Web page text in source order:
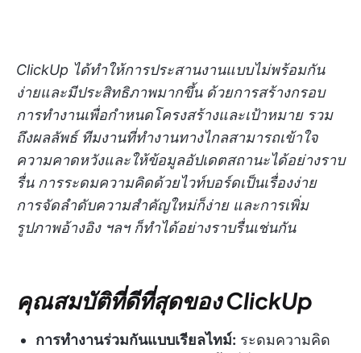
ClickUp ได้ทำให้การประสานงานแบบไม่พร้อมกัน
ง่ายและมีประสิทธิภาพมากขึ้น ด้วยการสร้างกรอบ
การทำงานเพื่อกำหนดโครงสร้างและเป้าหมาย รวม
ถึงผลลัพธ์ ทีมงานที่ทำงานทางไกลสามารถเข้าใจ
ความคาดหวังและให้ข้อมูลอัปเดตสถานะได้อย่างราบ
รื่น การระดมความคิดด้วยไวท์บอร์ดเป็นเรื่องง่าย
การจัดลำดับความสำคัญใหม่ก็ง่าย และการเพิ่ม
รูปภาพอ้างอิง ฯลฯ ก็ทำได้อย่างราบรื่นเช่นกัน
คุณสมบัติที่ดีที่สุดของ ClickUp
การทำงานร่วมกันแบบเรียลไทม์: ระดมความคิด